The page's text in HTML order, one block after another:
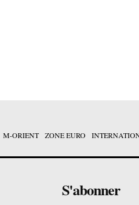
M-ORIENT ZONE EURO
S'abonner